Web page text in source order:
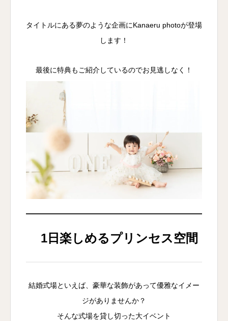
タイトルにある夢のような企画にKanaeru photoが登場
します！
最後に特典もご紹介しているのでお見逃しなく！
1日楽しめるプリンセス空間
結婚式場といえば、豪華な装飾があって優雅なイメー
ジがありませんか？
そんな式場を貸し切った大イベント